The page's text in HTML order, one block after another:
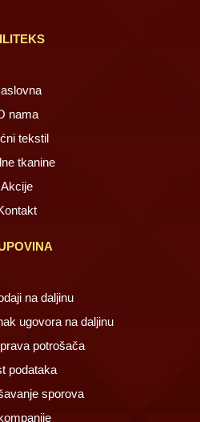
nama
tekstil
tkanine
Akcije
na daljinu
ugovora na daljinu
potrošača
podataka
sporova